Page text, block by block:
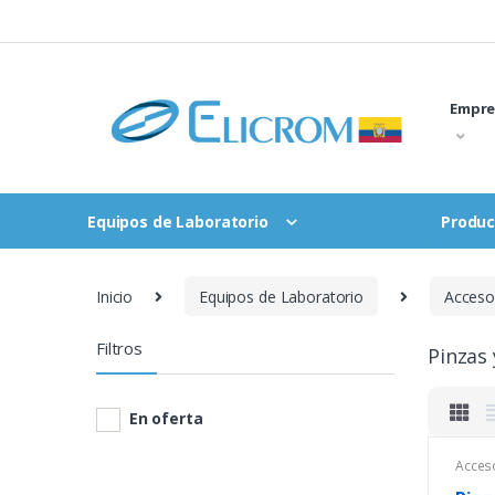
al
Equipos de Laboratorio
Inicio Equipos de Laboratorio
Filtros
En oferta